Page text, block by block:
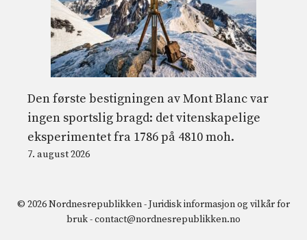
Den første bestigningen av Mont Blanc var
ingen sportslig bragd: det vitenskapelige
eksperimentet fra 1786 på 4810 moh.
7. august 2026
© 2026 Nordnesrepublikken -Juridisk informasjon og vilkår for
bruk-contact@nordnesrepublikken.no